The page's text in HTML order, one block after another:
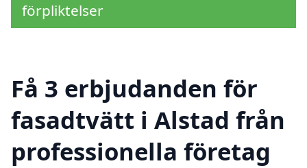
förpliktelser
Få 3 erbjudanden för
fasadtvätt i Alstad från
professionella företag